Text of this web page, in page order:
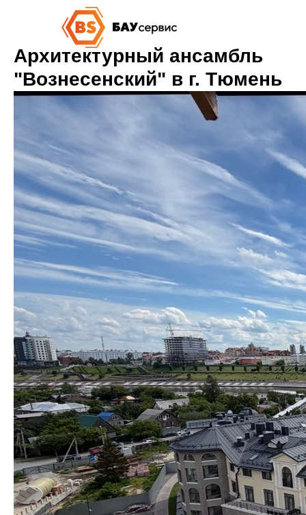
Архитектурный ансамбль
"Вознесенский" в г. Тюмень